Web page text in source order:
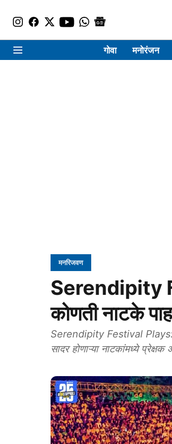
गोवा मनोरंजन
मनरिजवण
Serendipity
कोणती नाटके
Serendipity Festival Plays:
सादर होणाऱ्या नाटकांमध्ये प्रेक्षक